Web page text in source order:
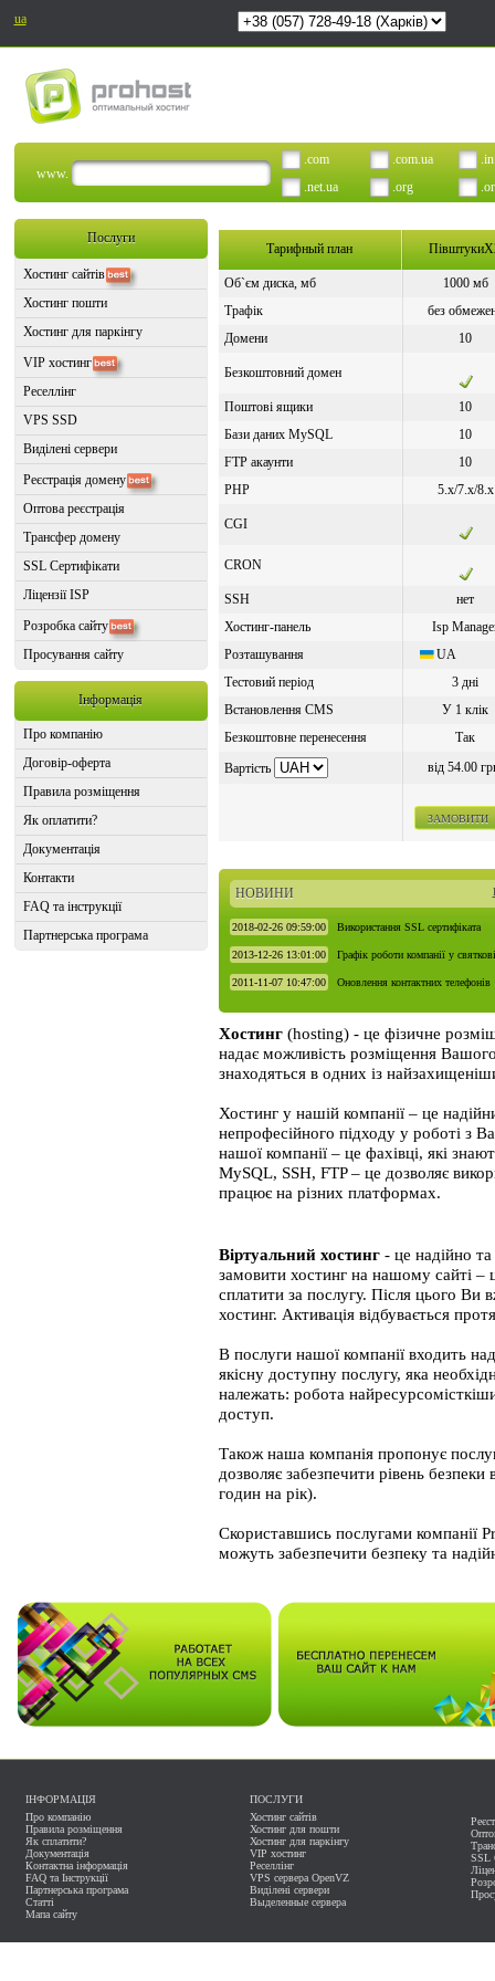
ua
www.
.com .com.ua
.net.ua
.org
Послуги
Хостинг сайтів
Хостинг пошти
Хостинг для паркінгу
VIP хостинг
Реселлінг
VPS SSD
Виділені сервери
Реєстрація домену
Оптова реєстрація
Трансфер домену
SSL Сертифікати
Ліцензії ISP
Розробка сайту
Просування сайту
Інформація
Про компанію
Договір-оферта
Правила розміщення
Як оплатити?
Документація
Контакти
FAQ та інструкції
Партнерська програма
Тарифный план
Об`єм диска, мб
1000 мб
Трафік
без
Домени
10
Безкоштовний домен
Поштові ящики
10
Бази даних MySQL
10
FTP акаунти
10
PHP
5.x/7.x/8.x
CGI
CRON
SSH
нет
Хостинг-панель
Isp
Розташування
UA
Тестовий період
3 дні
Встановлення CMS
У 1 клік
Безкоштовне перенесення
Так
Вартість
від 54.00
ЗАМОВИТИ
НОВИНИ
2018-02-26 09:59:00 Використання SSL сертифіката
2013-12-26 13:01:00 Графік роботи компанії у
2011-11-07 10:47:00 Оновлення контактних телефонів
Хостинг(hosting) - це фізичне
надає можливість розміщення
знаходяться в одних із
Хостинг у нашій компанії – це
непрофесійного підходу у роботі з
нашої компанії – це фахівці, які
MySQL, SSH, FTP – це дозволяє
працює на різних платформах.
Віртуальний хостинг- це надійно
замовити хостинг на нашому сайті –
сплатити за послугу. Після цього
хостинг. Активація відбувається
В послуги нашої компанії входить
якісну доступну послугу, яка
належать: робота
доступ.
Також наша компанія пропонує
дозволяє забезпечити рівень
годин на рік).
Скориставшись послугами компанії
можуть забезпечити безпеку та
ІНФОРМАЦІЯ
Про компанію
Правила розміщення
Як сплатити?
Документація
Контактна інформація
FAQ та Інструкції
Партнерська програма
Статті
Мапа сайту
ПОСЛУГИ
Хостинг сайтів
Хостинг для пошти
Хостинг для паркінгу
VIP хостинг
Реселлінг
VPS сервера OpenVZ
Виділені сервери
Выделенные сервера
SSL